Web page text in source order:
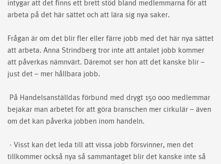
intygar att det finns ett brett stöd bland medlemmarna för att
arbeta på det här sättet och att lära sig nya saker.
Frågan är om det blir fler eller färre jobb med det här nya sättet
att arbeta. Anna Strindberg tror inte att antalet jobb kommer
att påverkas nämnvärt. Däremot ser hon att det kanske blir –
just det – mer hållbara jobb.
På Handelsanställdas förbund med drygt 150 000 medlemmar
bejakar man arbetet för att göra branschen mer cirkulär – även
om det kan påverka jobben inom handeln.
- Visst kan det leda till att vissa jobb försvinner, men det
tillkommer också nya så sammantaget blir det kanske inte så